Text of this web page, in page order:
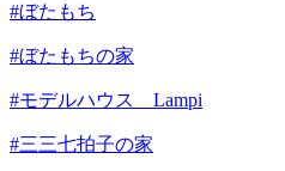
#ぼたもち
#ぼたもちの家
#モデルハウス Lampi
#三三七拍子の家